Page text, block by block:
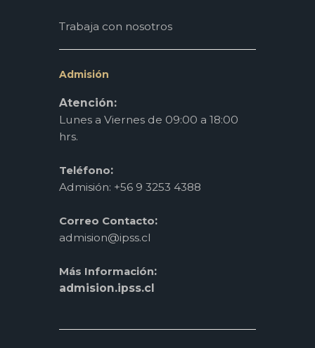
Trabaja con nosotros
Admisión
Atención:
Lunes a Viernes de 09:00 a 18:00
hrs.
Teléfono:
Admisión: +56 9 3253 4388
Correo Contacto:
admision@ipss.cl
Más Información:
admision.ipss.cl